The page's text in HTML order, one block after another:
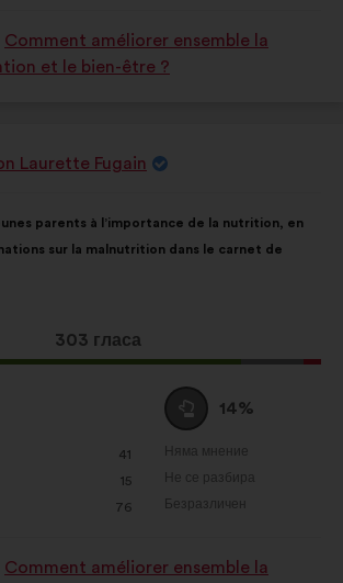
в
:
Comment améliorer ensemble la
et le bien-être ?
Laurette Fugain
parents à l’importance de la nutrition, en
sur la malnutrition dans le carnet de
Това
предложение
303 гласа
41
15
76
Въздържал
се
:
14%
в
Няма мнение
:пъти
Не се разбира
:пъти
Безразличен
:пъти
Comment améliorer ensemble la